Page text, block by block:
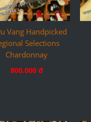
Vang Handpicked
Selections
Chardonnay
800.000 đ